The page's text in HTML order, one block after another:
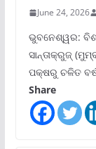
June 24, 2026
ଭୁବନେଶ୍ୱର:
ସାନ୍ତାକ୍ରୁଜ୍
ପକ୍ଷରୁ ଚଳିତ
Share